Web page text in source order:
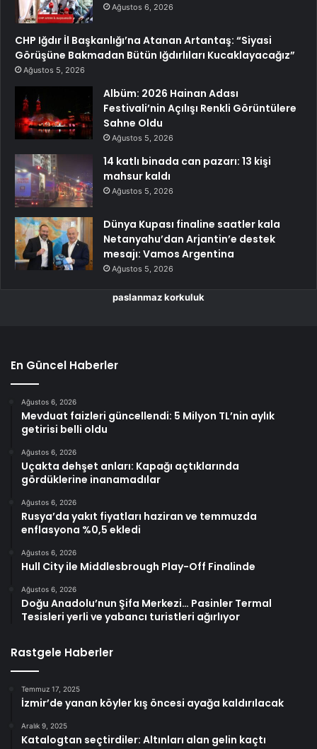
Ağustos 6, 2026
CHP Iğdır İl Başkanlığı’na Atanan Artantaş: “Siyasi
Görüşüne Bakmadan Bütün Iğdırlıları Kucaklayacağız”
Ağustos 5, 2026
Albüm: 2026 Hainan Adası
Festivali’nin Açılışı Renkli Görüntülere
Sahne Oldu
Ağustos 5, 2026
14 katlı binada can pazarı: 13 kişi
mahsur kaldı
Ağustos 5, 2026
Dünya Kupası finaline saatler kala
Netanyahu’dan Arjantin’e destek
mesajı: Vamos Argentina
Ağustos 5, 2026
paslanmaz korkuluk
En Güncel Haberler
Ağustos 6, 2026
Mevduat faizleri güncellendi: 5 Milyon TL’nin aylık
getirisi belli oldu
Ağustos 6, 2026
Uçakta dehşet anları: Kapağı açtıklarında
gördüklerine inanamadılar
Ağustos 6, 2026
Rusya’da yakıt fiyatları haziran ve temmuzda
enflasyona %0,5 ekledi
Ağustos 6, 2026
Hull City ile Middlesbrough Play-Off Finalinde
Ağustos 6, 2026
Doğu Anadolu’nun Şifa Merkezi… Pasinler Termal
Tesisleri yerli ve yabancı turistleri ağırlıyor
Rastgele Haberler
Temmuz 17, 2025
İzmir’de yanan köyler kış öncesi ayağa kaldırılacak
Aralık 9, 2025
Katalogtan seçtirdiler: Altınları alan gelin kaçtı